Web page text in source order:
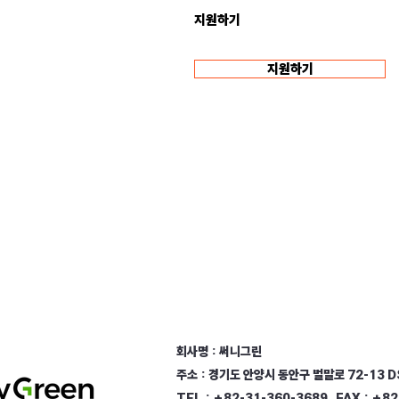
​지원하기
지원하기
회사명 : 써니그린
주소 : 경기도 안양시 동안구 벌말로 72-13